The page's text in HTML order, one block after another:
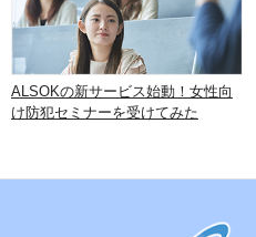
ALSOKの新サービス始動！女性向
け防犯セミナーを受けてみた